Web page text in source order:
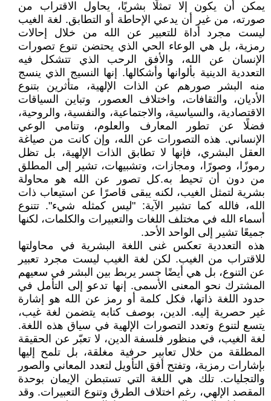
يمكن أن يكون إلا تمثلًا بشريًا، يحاول الاقتراب من
صورته، من غير أن يدعي الإحاطة أو التطابق. لغة الغيب
ليست مجرد أداة للتعبير عن الله من خلال إحالات
رمزية، بل هي الوعاء الحي الذي يحتضن تنوع تصورات
الإنسان عن الله، والأفق الرحب الذي تتشكل فيه
التعددية الدينية بألوانها وأشكالها. إنها النسيج الذي ينسج
منه البشر صورهم عن الذات الإلهية، متأثرين بتنوع
الأديان، والثقافات، واختلاف العصور، وتباين السياقات
الاقتصادية، والسياسية، والاجتماعية، والنفسية، والروحية،
فضلًا عن تطور المعارف والعلوم، وتنامي الوعي
الإنساني. هذه التصورات عن الله، وإن كانت من صياغة
العقل البشري، فإنها لا تطابق الذات الإلهية، بل تظل
رموزًا، وصورًا، ومجازات، وتشبيهات، تشير إلى المطلق
من دون أن تحيط به.كل تصور عن الله هو محاولة
بشرية لتمثل الغيب، لكنه يبقى قاصرًا عن استيعاب ذات
الله، فالله كما تشير الآية: "ليس كمثله شيء". تتنوع
أسماء الله في مختلف اللغات والتعبيرات والكلمات، لكنها
جميعًا تشير إلى الواحد الأحد.
هذه التعددية تعكس غنى اللغة البشرية في محاولتها
للاقتراب من الغيب. لكن لغة الغيب ليست مجرد تعبير
عن التنوع، بل هي أيضًا جسر يربط بين البشر في سعيهم
المشترك نحو المعنى الأسمى. إنها تدعو إلى التأمل في
حدود اللغة ذاتها، فكل كلمة أو رمز عن الله هو إشارة
غير حصرية إليه. الدين، بوصف كتابه يتضمن لغة غيب،
يتسع لتنوع وتعدد التصورات الإلهية في سياق هذه اللغة.
لغة الغيب، في منظور فلسفة الدين، لا تعبّر عن الحقيقة
المطلقة من خلال تعابير حرفية مغلقة، بل تلمح إليها
بإشارات رمزية، وتفتح أفق التأويل لتعدد المعاني والصور
والتجليات. تلك هي اللغة التي تستبطن الإيمان بوحدة
المقصد الإلهي، رغم اختلاف الطرق وتنوع التعبيرات. وقد